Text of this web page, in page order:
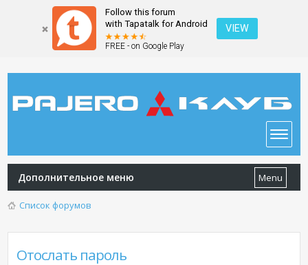
Follow this forum
with Tapatalk for Android
FREE - on Google Play
VIEW
Дополнительное меню Menu
Список форумов
Отослать пароль